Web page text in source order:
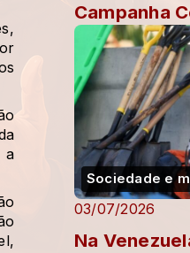
a
Campanha
Sociedade e
03/07/2026
Na